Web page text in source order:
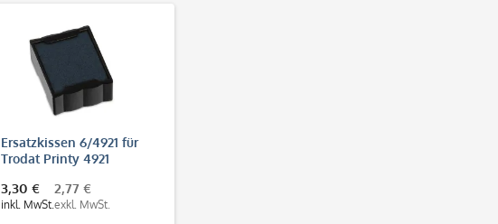
Ersatzkissen 6/4921 für
Trodat Printy 4921
3,30 €
inkl. MwSt.
2,77 €
exkl. MwSt.